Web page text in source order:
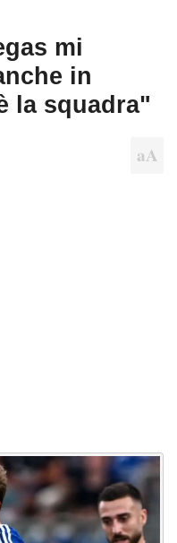
mi
in
la squadra"